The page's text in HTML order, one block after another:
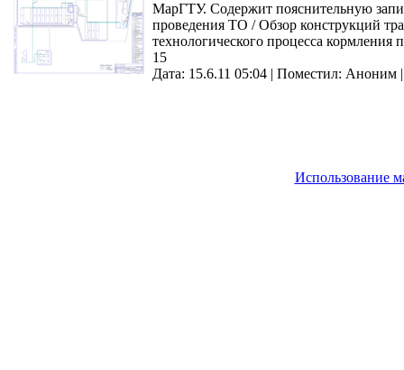
МарГТУ. Содержит пояснительную
проведения ТО / Обзор конструкций
технологического процесса
15
Дата: 15.6.11 05:04 | Поместил: Аноним
Использование